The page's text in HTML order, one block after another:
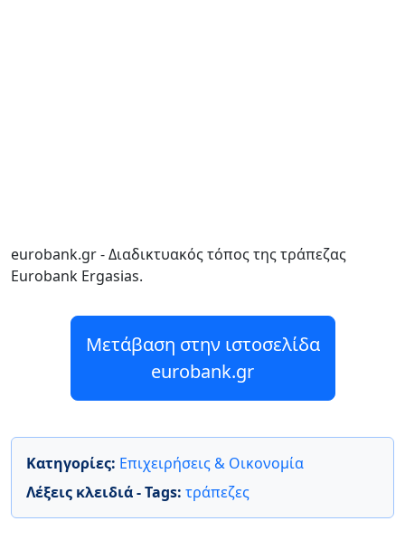
eurobank.gr - Διαδικτυακός τόπος της τράπεζας
Eurobank Ergasias.
Μετάβαση στην ιστοσελίδα
eurobank.gr
Κατηγορίες: Επιχειρήσεις & Οικονομία
Λέξεις κλειδιά - Tags: τράπεζες